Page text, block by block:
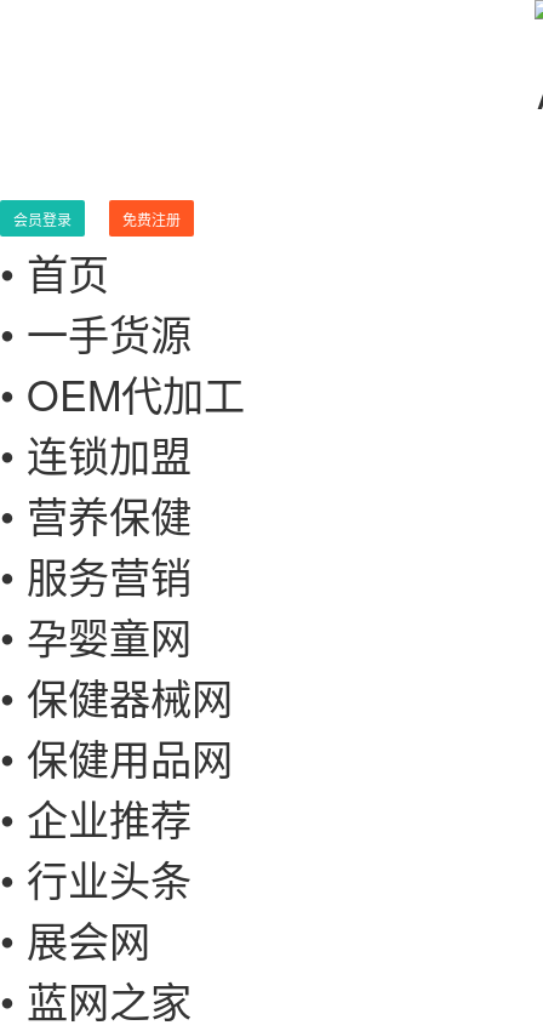
会员登录 免费注册
• 首页
• 一手货源
• OEM代加工
• 连锁加盟
• 营养保健
• 服务营销
• 孕婴童网
• 保健器械网
• 保健用品网
• 企业推荐
• 行业头条
• 展会网
• 蓝网之家